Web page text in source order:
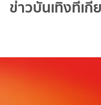
ข่าวบันเทิงที่เกี่